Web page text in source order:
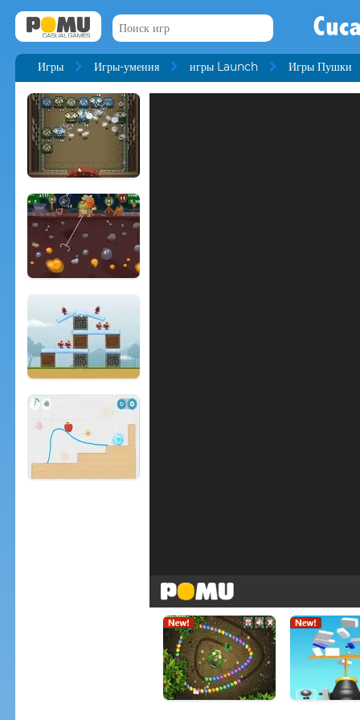
Игры Игры-умения игры Launch Игры Пушки